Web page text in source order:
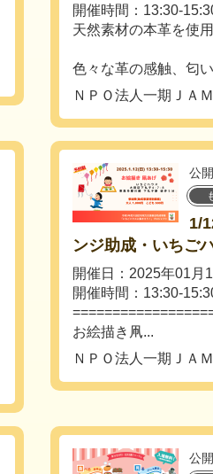
開催時間：13:30-
天然素材の本革を使
色々な革の感触、匂
ＮＰＯ法人一期ＪＡＭ
公
1/
ンジ助成・いちご
開催日：2025年01月
開催時間：13:30-
お絵描き凧...
ＮＰＯ法人一期ＪＡＭ
公